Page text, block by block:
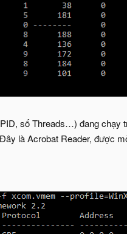
số Threads…) đang chạy
là Acrobat Reader, được